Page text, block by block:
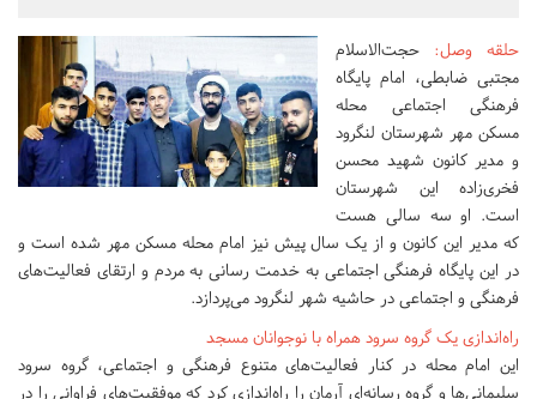
حلقه وصل: حجت‌الاسلام
مجتبی ضابطی، امام پایگاه
فرهنگی اجتماعی محله
مسکن مهر شهرستان لنگرود
و مدیر کانون شهید محسن
فخری‌زاده این شهرستان
است. او سه سالی هست
که مدیر این کانون و از یک سال پیش نیز امام محله مسکن مهر شده است و
در این پایگاه فرهنگی اجتماعی به خدمت رسانی به مردم و ارتقای فعالیت‌های
فرهنگی و اجتماعی در حاشیه شهر لنگرود می‌پردازد.
راه‌اندازی یک گروه سرود همراه با نوجوانان مسجد
این امام محله در کنار فعالیت‌های متنوع فرهنگی و اجتماعی، گروه سرود
سلیمانی‌ها و گروه رسانه‌ای آرمان را راه‌اندازی کرد که موفقیت‌های فراوانی را در